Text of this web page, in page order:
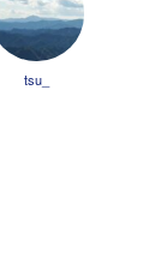
tsu_